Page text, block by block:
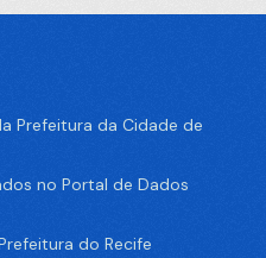
Prefeitura da Cidade de
no Portal de Dados
do Recife